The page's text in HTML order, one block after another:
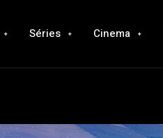
Séries Cinema